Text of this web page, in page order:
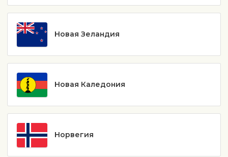
Новая Зеландия
Новая Каледония
Норвегия